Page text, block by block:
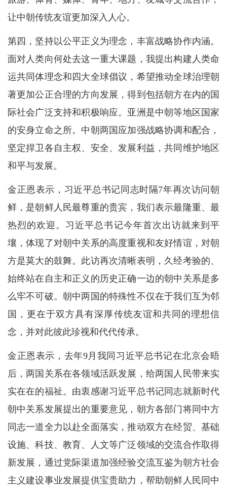
让中朝传统友谊更加深入人心。
第四，坚持以公平正义为理念，丰富战略协作内涵。
面对人类向何处去这一重大课题，我提出构建人类命
运共同体理念和四大全球倡议，希望推动全球治理朝
著更加公正合理的方向发展，得到包括朝方在内的国
际社会广泛支持和积极响应。亚洲是中朝等地区国家
的安身立命之所。中朝两国应加强战略协调和配合，
坚定捍卫各自主权、安全、发展利益，共同维护地区
和平与发展。
金正恩表示，习近平总书记同志时隔7年再次访问朝
鲜，是朝鲜人民最尊重的贵宾，我们表示最隆重、最
热烈的欢迎。习近平总书记今年首次出访就来到平
壤，体现了对朝中关系的高度重视和友好情谊，对朝
方是莫大的鼓舞。此访再次清晰表明，久经考验的、
始终站在自主和正义的历史正确一边的朝中关系是多
么牢不可破。朝中两国的特殊性不仅在于我们互为邻
国，更在于双方具有深厚传统友谊和共同的理想信
念，并对此彼此珍视和代代传承。
金正恩表示，去年9月我同习近平总书记在北京会晤
后，两国关系在各领域活跃发展，给两国人民带来实
实在在的福祉。由衷感谢习近平总书记同志就新时代
朝中关系发展提出的重要意见，朝方各部门将同中方
同志一道全力以赴全面落实，推动双方在经贸、基础
设施、科技、教育、人文等广泛领域的交流合作取得
新发展，通过党际渠道加强经验交流互鉴为朝方社会
主义建设事业发展提供宝贵助力，帮助朝鲜人民同中